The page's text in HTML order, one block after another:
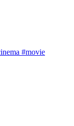
#movie